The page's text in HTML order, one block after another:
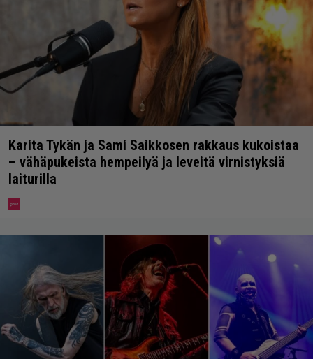
Karita Tykän ja Sami Saikkosen rakkaus kukoistaa
– vähäpukeista hempeilyä ja leveitä virnistyksiä
laiturilla